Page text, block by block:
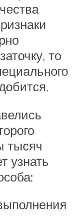
то
тысяч
узнать